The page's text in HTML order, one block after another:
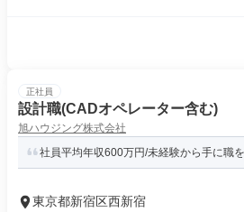
正社員
設計職(CADオペレーター含む)
旭ハウジング株式会社
社員平均年収600万円/未経験から手に職
東京都新宿区西新宿